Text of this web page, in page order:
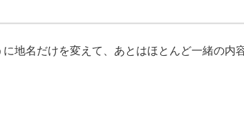
に地名だけを変えて、あとはほとんど一緒の内